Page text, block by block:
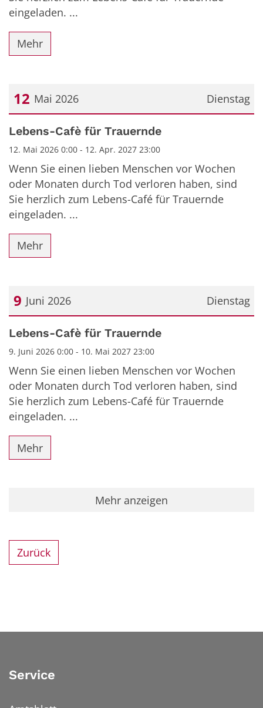
eingeladen. ...
Mehr
Dienstag
12 Mai 2026
Datum: 12. Mai 2026
Lebens-Cafè für Trauernde
12. Mai 2026 0:00 - 12. Apr. 2027 23:00
Wenn Sie einen lieben Menschen vor Wochen
oder Monaten durch Tod verloren haben, sind
Sie herzlich zum Lebens-Café für Trauernde
eingeladen. ...
Mehr
Dienstag
9 Juni 2026
Datum: 9. Juni 2026
Lebens-Cafè für Trauernde
9. Juni 2026 0:00 - 10. Mai 2027 23:00
Wenn Sie einen lieben Menschen vor Wochen
oder Monaten durch Tod verloren haben, sind
Sie herzlich zum Lebens-Café für Trauernde
eingeladen. ...
Mehr
Mehr anzeigen
Zurück
Service